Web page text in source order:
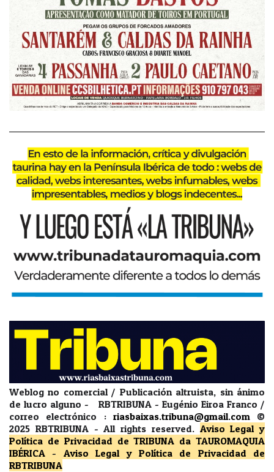
Weblog no comercial / Publicación altruista, sin ánimo
de lucro alguno - RBTRIBUNA - Eugénio Eiroa Franco /
correo electrónico : riasbaixas.tribuna@gmail.com
©
2025 RBTRIBUNA -All rights reserved. Aviso Legal y
Política de Privacidad de TRIBUNA da TAUROMAQUIA
IBÉRICA - Aviso Legal y Política de Privacidad
de
RBTRIBUNA